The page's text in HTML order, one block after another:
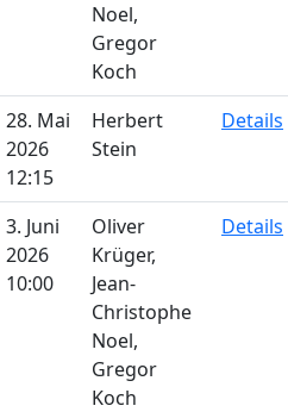
Noel,
Gregor
Koch
28. Mai
2026
12:15
Herbert
Stein
Details
3. Juni
2026
10:00
Oliver
Krüger,
Jean-
Christophe
Noel,
Gregor
Koch
Details